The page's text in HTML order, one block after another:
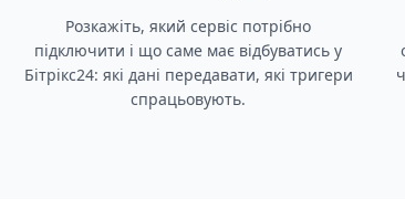
Розкажіть, який сервіс потрібно
підключити і що саме має відбуватись у
Бітрікс24: які дані передавати, які тригери
спрацьовують.